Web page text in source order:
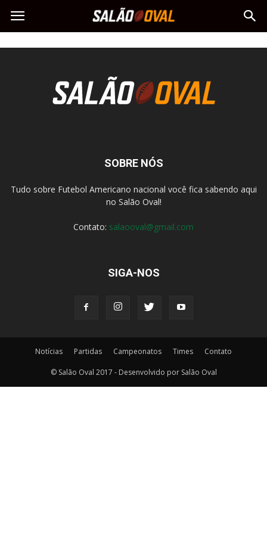
SOBRE NÓS
Tudo sobre Futebol Americano nacional você fica sabendo aqui
no Salão Oval!
Contato: salaooval@gmail.com
SIGA-NOS
Notícias Partidas Campeonatos Times Contato
© Salão Oval 2017 - Desenvolvido por Salão Oval